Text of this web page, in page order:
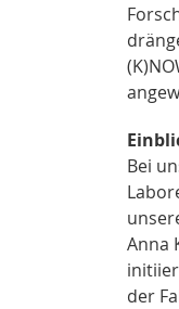
Bei
Anna
der